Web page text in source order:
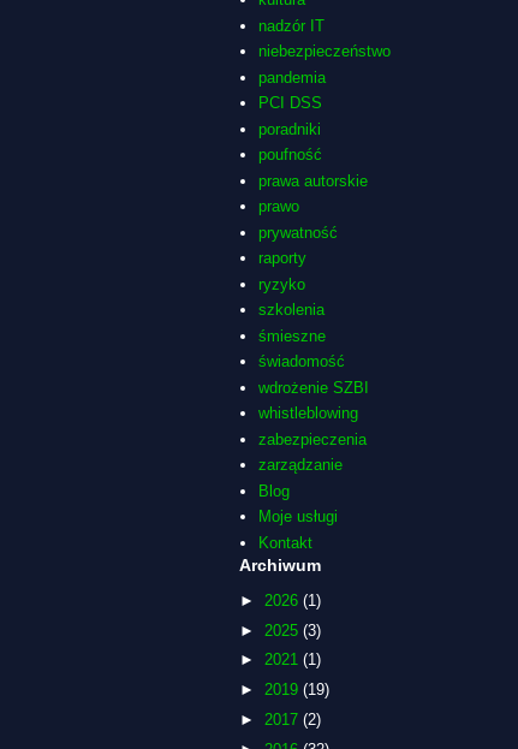
nadzór IT
niebezpieczeństwo
pandemia
PCI DSS
poradniki
poufność
prawa autorskie
prawo
prywatność
raporty
ryzyko
szkolenia
śmieszne
świadomość
wdrożenie SZBI
whistleblowing
zabezpieczenia
zarządzanie
Blog
Moje usługi
Kontakt
Archiwum
► 2026 (1)
► 2025 (3)
► 2021 (1)
► 2019 (19)
► 2017 (2)